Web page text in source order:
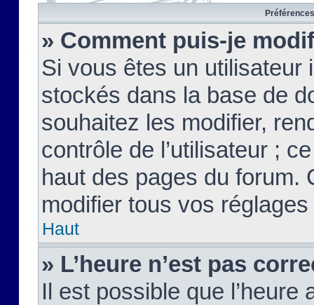
» Comment puis-je
Si vous êtes un
stockés dans la base de
souhaitez les modifier,
contrôle de l’utilisateur ;
haut des pages du forum.
modifier tous vos
Haut
» L’heure n’est pas
Il est possible que